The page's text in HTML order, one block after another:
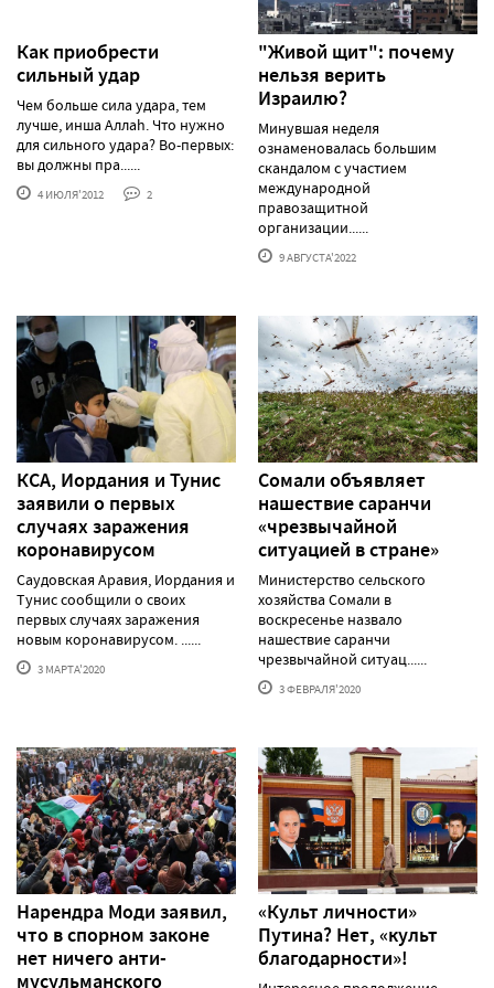
Как приобрести
сильный удар
Чем больше сила удара, тем
лучше, инша Аллаh. Что нужно
для сильного удара? Во-первых:
вы должны пра......
4 ИЮЛЯ'2012 2
"Живой щит": почему
нельзя верить
Израилю?
Минувшая неделя
ознаменовалась большим
скандалом с участием
международной
правозащитной
организации......
9 АВГУСТА'2022
КСА, Иордания и Тунис
заявили о первых
случаях заражения
коронавирусом
Саудовская Аравия, Иордания и
Тунис сообщили о своих
первых случаях заражения
новым коронавирусом. ......
3 МАРТА'2020
Сомали объявляет
нашествие саранчи
«чрезвычайной
ситуацией в стране»
Министерство сельского
хозяйства Сомали в
воскресенье назвало
нашествие саранчи
чрезвычайной ситуац......
3 ФЕВРАЛЯ'2020
Нарендра Моди заявил,
что в спорном законе
нет ничего анти-
мусульманского
«Культ личности»
Путина? Нет, «культ
благодарности»!